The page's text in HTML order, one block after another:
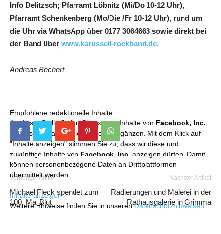
Info Delitzsch; Pfarramt Löbnitz (Mi/Do 10-12 Uhr),
Pfarramt Schenkenberg (Mo/Die /Fr 10-12 Uhr), rund um
die Uhr via WhatsApp über 0177 3064663 sowie direkt bei
der Band über www.karussell-rockband.de.
Andreas Bechert
Empfohlene redaktionelle Inhalte
An dieser Stelle finden Sie externe Inhalte von Facebook, Inc.
die unser redaktionelles Angebot ergänzen. Mit dem Klick auf
"Inhalte anzeigen" stimmen Sie zu, dass wir diese und
zukünftige Inhalte von Facebook, Inc. anzeigen dürfen. Damit
können personenbezogene Daten an Drittplattformen
übermittelt werden.
Inhalte anzeigen
Weitere Hinweise finden Sie in unserenDatenschutzhinweisen.
Vorheriger Artikel
Michael Fleck spendet zum
100. Mal Blut
Nächster Artikel
Radierungen und Malerei in der
Rathausgalerie in Grimma